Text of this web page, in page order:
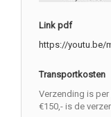
Link pdf
https://youtu.be/
Transportkosten
Verzending is
€150,- is de